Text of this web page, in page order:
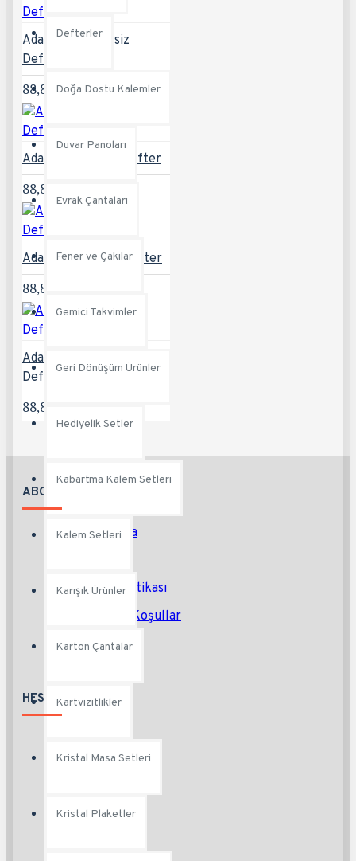
Defterler
Doğa Dostu Kalemler
Duvar Panoları
Evrak Çantaları
Fener ve Çakılar
Gemici Takvimler
Geri Dönüşüm Ürünler
Hediyelik Setler
Kabartma Kalem Setleri
Kalem Setleri
Karışık Ürünler
Karton Çantalar
Kartvizitlikler
Kristal Masa Setleri
Kristal Plaketler
Adalar-KH Tarihsiz
Defter
88,80TL
Adalar-L Tarihsiz Defter
88,80TL
Adalar-S Tarihsiz Defter
88,80TL
Adalar-YSL Tarihsiz
Defter
88,80TL
ABOUT US
Hakkımızda
Gizlilik Politikası
Şartlar ve Koşullar
HESABIM